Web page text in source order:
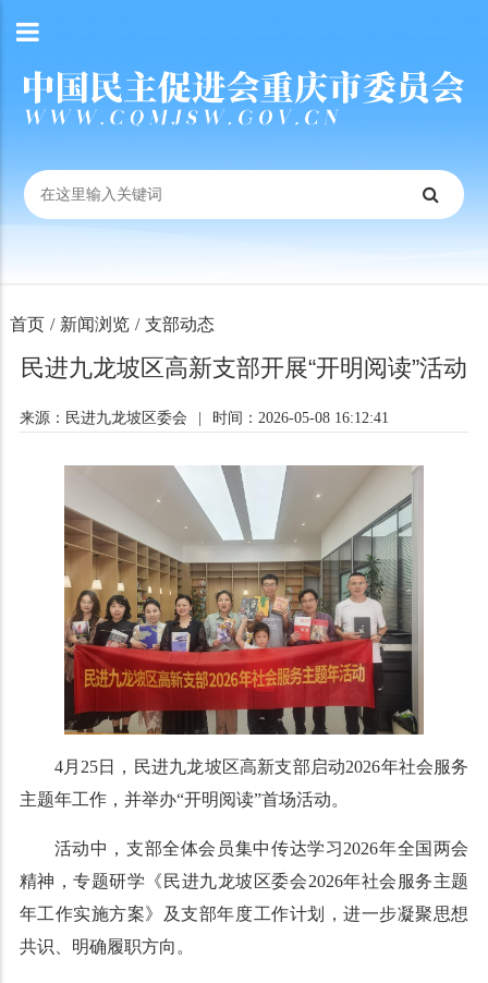
首页 / 新闻浏览 / 支部动态
民进九龙坡区高新支部开展“开明阅读”活动
来源：民进九龙坡区委会 时间：2026-05-08 16:12:41
4月25日，民进九龙坡区高新支部启动2026年社会服务
主题年工作，并举办“开明阅读”首场活动。
活动中，支部全体会员集中传达学习2026年全国两会
精神，专题研学《民进九龙坡区委会2026年社会服务主题
年工作实施方案》及支部年度工作计划，进一步凝聚思想
共识、明确履职方向。